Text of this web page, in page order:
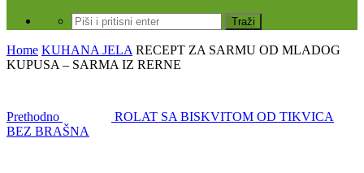
Home KUHANA JELA RECEPT ZA SARMU OD MLADOG
KUPUSA – SARMA IZ RERNE
Prethodno
ROLAT SA BISKVITOM OD TIKVICA
BEZ BRAŠNA